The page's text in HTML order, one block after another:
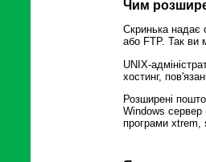
Чим
Скринька надає
або FTP. Так ви
UNIX-
хостинг,
Розширені
Windows сервер
програми xtrem,